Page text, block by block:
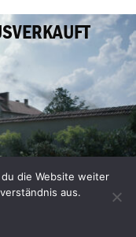
die Website weiter
aus.